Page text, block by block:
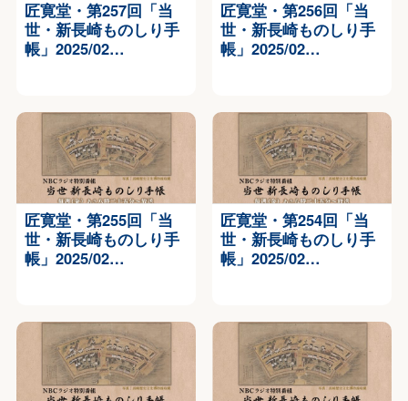
匠寛堂・第257回「当
世・新長崎ものしり手
帳」2025/02…
匠寛堂・第256回「当
世・新長崎ものしり手
帳」2025/02…
匠寛堂・第255回「当
世・新長崎ものしり手
帳」2025/02…
匠寛堂・第254回「当
世・新長崎ものしり手
帳」2025/02…